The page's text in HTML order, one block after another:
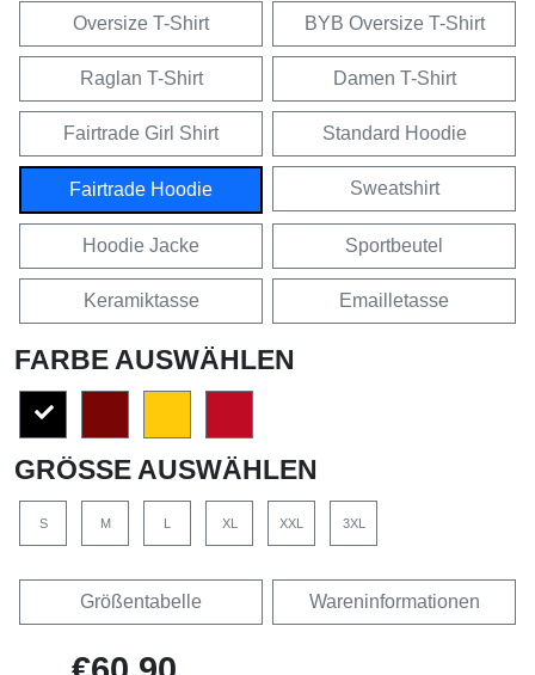
Oversize T-Shirt BYB Oversize T-Shirt
Raglan T-Shirt Damen T-Shirt
Fairtrade Girl Shirt Standard Hoodie
Fairtrade Hoodie Sweatshirt
Hoodie Jacke Sportbeutel
Keramiktasse Emailletasse
FARBE AUSWÄHLEN
GRÖSSE AUSWÄHLEN
S M L XL XXL 3XL
Größentabelle Wareninformationen